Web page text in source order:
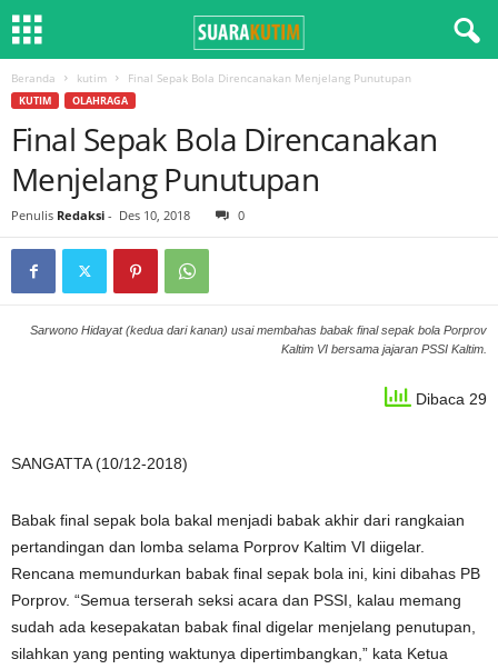
Beranda kutim Final Sepak Bola Direncanakan Menjelang Punutupan
KUTIM OLAHRAGA
Final Sepak Bola Direncanakan
Menjelang Punutupan
Penulis Redaksi - Des 10, 2018 0
Sarwono Hidayat (kedua dari kanan) usai membahas babak final sepak bola Porprov
Kaltim VI bersama jajaran PSSI Kaltim.
Dibaca 29
SANGATTA (10/12-2018)
Babak final sepak bola bakal menjadi babak akhir dari rangkaian
pertandingan dan lomba selama Porprov Kaltim VI diigelar.
Rencana memundurkan babak final sepak bola ini, kini dibahas PB
Porprov. “Semua terserah seksi acara dan PSSI, kalau memang
sudah ada kesepakatan babak final digelar menjelang penutupan,
silahkan yang penting waktunya dipertimbangkan,” kata Ketua